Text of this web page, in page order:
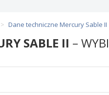
Dane techniczne Mercury Sable II
SABLE II –